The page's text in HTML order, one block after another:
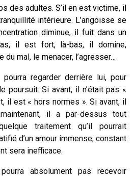
des adultes. S’il en est victime, il
intérieure. L’angoisse se
diminue, il fuit dans un
il est fort, là-bas, il domine,
mal, le menacer, l’agresser…
pourra regarder derrière lui, pour
poursuit. Si avant, il n’était pas «
il est « hors normes ». Si avant, il
il a par-dessus tout
traitement qu’il pourrait
d’un amour immense, constant
sera inefficace.
absolument pas recevoir